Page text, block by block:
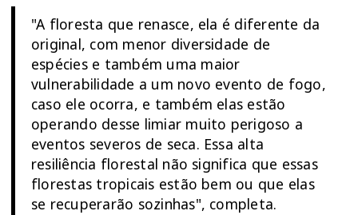
"A floresta que renasce, ela é diferente da
original, com menor diversidade de
espécies e também uma maior
vulnerabilidade a um novo evento de fogo,
caso ele ocorra, e também elas estão
operando desse limiar muito perigoso a
eventos severos de seca. Essa alta
resiliência florestal não significa que essas
florestas tropicais estão bem ou que elas
se recuperarão sozinhas", completa.